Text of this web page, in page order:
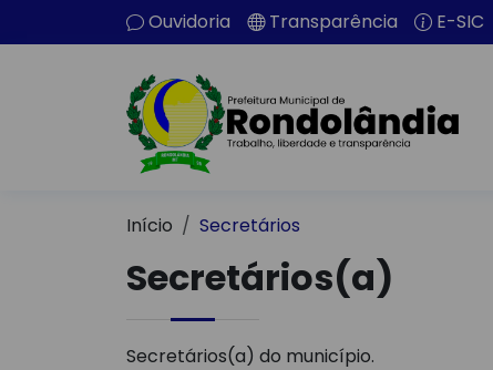
Ouvidoria Transparência E-SIC
Início Secretários
Secretários(a)
Secretários(a) do município.